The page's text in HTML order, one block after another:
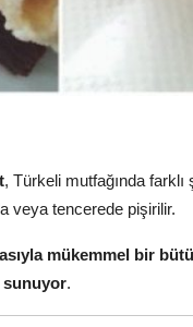
, Türkeli mutfağında farklı
veya tencerede pişirilir.
mükemmel bir
sunuyor.